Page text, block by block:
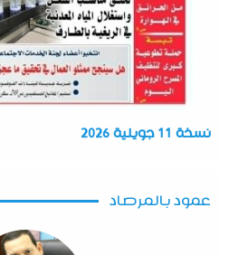
نسخة 11 جويلية 2026
عمود بالمرصاد